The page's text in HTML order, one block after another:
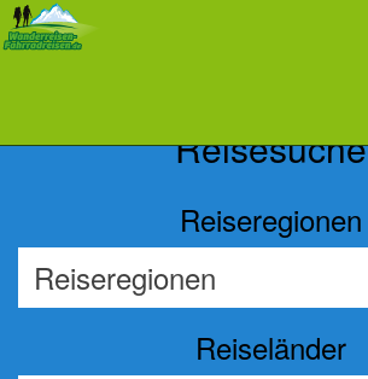
Reisesuche
Reiseregionen
Reiseländer